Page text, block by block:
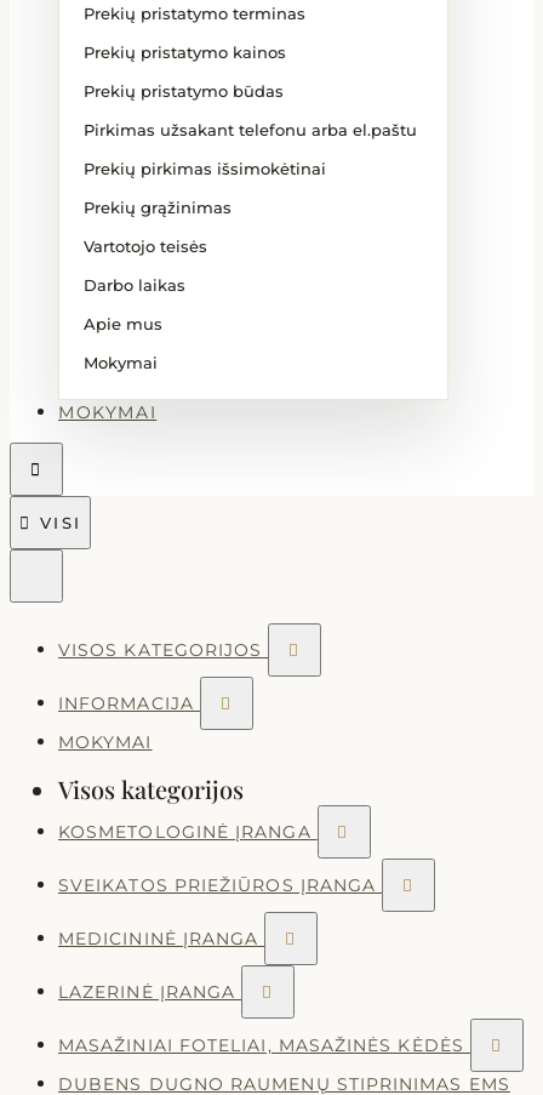
Prekių pristatymo terminas
Prekių pristatymo kainos
Prekių pristatymo būdas
Pirkimas užsakant telefonu arba el.paštu
Prekių pirkimas išsimokėtinai
Prekių grąžinimas
Vartotojo teisės
Darbo laikas
Apie mus
Mokymai
MOKYMAI

 VISI
VISOS KATEGORIJOS 
INFORMACIJA

MOKYMAI
Visos kategorijos
KOSMETOLOGINĖ ĮRANGA 
SVEIKATOS PRIEŽIŪROS ĮRANGA 
MEDICININĖ ĮRANGA 
LAZERINĖ ĮRANGA 
MASAŽINIAI FOTELIAI, MASAŽINĖS KĖDĖS

DUBENS DUGNO RAUMENŲ STIPRINIMAS EMS